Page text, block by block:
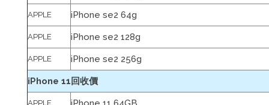
APPLE iPhone se2 64g
APPLE iPhone se2 128g
APPLE iPhone se2 256g
iPhone 11回收價
APPLE